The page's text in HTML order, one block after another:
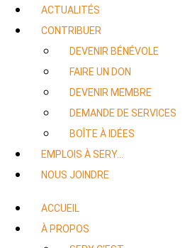
ACTUALITÉS
CONTRIBUER
DEVENIR BÉNÉVOLE
FAIRE UN DON
DEVENIR MEMBRE
DEMANDE DE SERVICES
BOÎTE À IDÉES
EMPLOIS À SERY…
NOUS JOINDRE
ACCUEIL
À PROPOS